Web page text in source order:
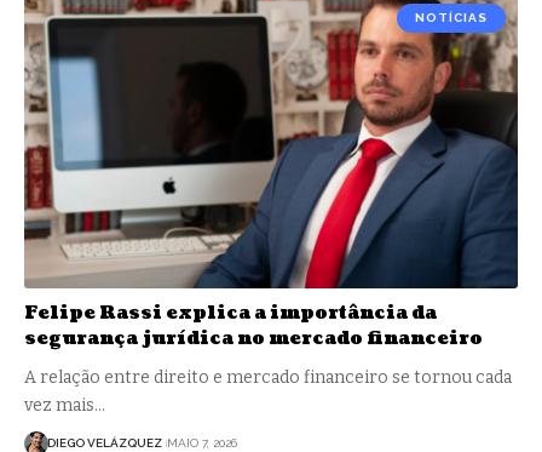
NOTÍCIAS
Felipe Rassi explica a importância da
segurança jurídica no mercado financeiro
A relação entre direito e mercado financeiro se tornou cada
vez mais…
DIEGO VELÁZQUEZ MAIO 7, 2026